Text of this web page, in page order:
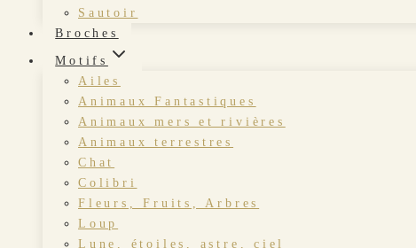
Sautoir
Broches
Motifs
Ailes
Animaux Fantastiques
Animaux mers et rivières
Animaux terrestres
Chat
Colibri
Fleurs, Fruits, Arbres
Loup
Lune, étoiles, astre, ciel